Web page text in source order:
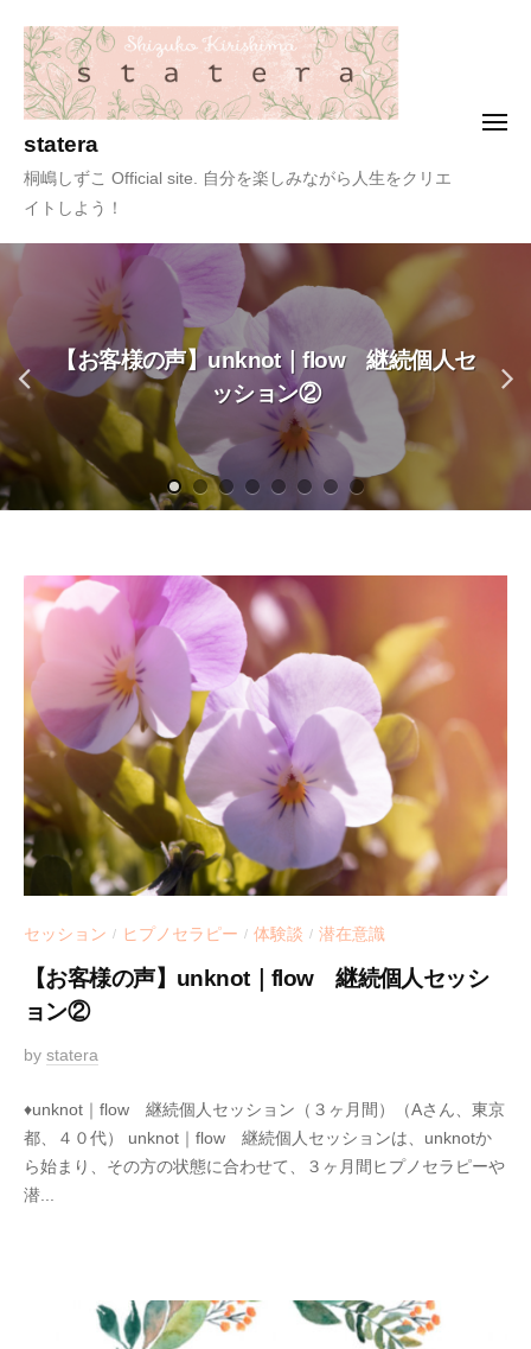
キ
statera
桐嶋しずこ Official site. 自分を楽しみながら人生をクリエ
イトしよう！
メ
【お客様の声】unknot｜flow 継続個人セ
ッション②
セッション / ヒプノセラピー / 体験談 / 潜在意識
【お客様の声】unknot｜flow 継続個人セッシ
ョン②
2
2
1
-
0
by statera
♦︎unknot｜flow 継続個人セッション（３ヶ月間）（Aさん、東京
都、４０代） unknot｜flow 継続個人セッションは、unknotか
ら始まり、その方の状態に合わせて、３ヶ月間ヒプノセラピーや
潜...